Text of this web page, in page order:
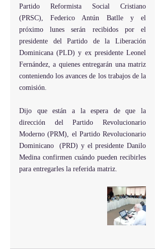
Partido Reformista Social Cristiano
(PRSC), Federico Antún Batlle y el
próximo lunes serán recibidos por el
presidente del Partido de la Liberación
Dominicana (PLD) y ex presidente Leonel
Fernández, a quienes entregarán una matriz
conteniendo los avances de los trabajos de la
comisión.
Dijo que están a la espera de que la
dirección del Partido Revolucionario
Moderno (PRM), el Partido Revolucionario
Dominicano  (PRD) y el presidente Danilo
Medina confirmen cuándo pueden recibirles
para entregarles la referida matriz.